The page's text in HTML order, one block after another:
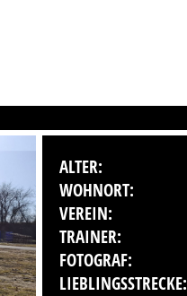
ALTER:
WOHNORT:
VEREIN:
TRAINER:
FOTOGRAF:
LIEBLINGSSTRECKE: